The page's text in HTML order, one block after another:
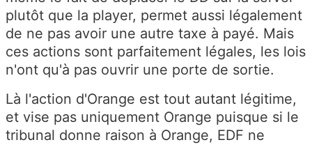
plutôt que la player, permet aussi légalement
de ne pas avoir une autre taxe à payé. Mais
ces actions sont parfaitement légales, les lois
n'ont qu'à pas ouvrir une porte de sortie.
Là l'action d'Orange est tout autant légitime,
et vise pas uniquement Orange puisque si le
tribunal donne raison à Orange, EDF ne